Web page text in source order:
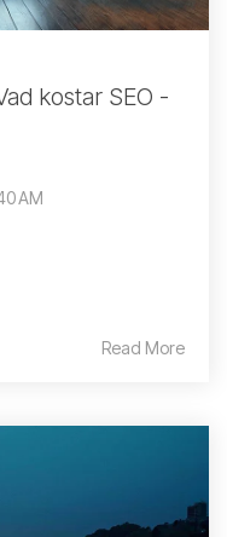
kostar SEO -
AM
Read More